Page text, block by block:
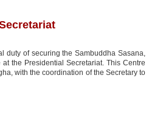
duty of securing the Sambuddha Sasana,
the Presidential Secretariat. This Centre
with the coordination of the Secretary to